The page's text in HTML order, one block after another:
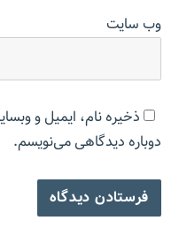
وب‌ سایت
ذخیره نام، ایمیل و
دوباره دیدگاهی می‌نویسم.